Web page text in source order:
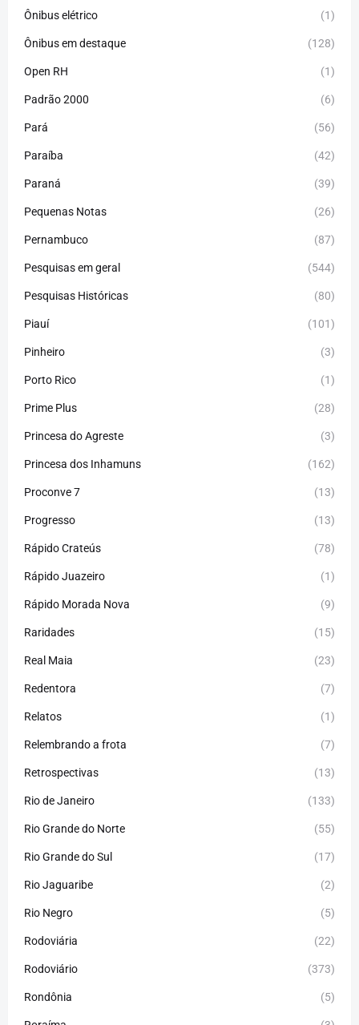
Ônibus elétrico (1)
Ônibus em destaque (128)
Open RH (1)
Padrão 2000 (6)
Pará (56)
Paraíba (42)
Paraná (39)
Pequenas Notas (26)
Pernambuco (87)
Pesquisas em geral (544)
Pesquisas Históricas (80)
Piauí (101)
Pinheiro (3)
Porto Rico (1)
Prime Plus (28)
Princesa do Agreste (3)
Princesa dos Inhamuns (162)
Proconve 7 (13)
Progresso (13)
Rápido Crateús (78)
Rápido Juazeiro (1)
Rápido Morada Nova (9)
Raridades (15)
Real Maia (23)
Redentora (7)
Relatos (1)
Relembrando a frota (7)
Retrospectivas (13)
Rio de Janeiro (133)
Rio Grande do Norte (55)
Rio Grande do Sul (17)
Rio Jaguaribe (2)
Rio Negro (5)
Rodoviária (22)
Rodoviário (373)
Rondônia (5)